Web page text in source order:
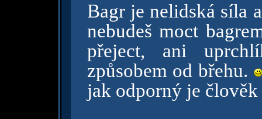
Bagr je nelidská síla
nebudeš moct
přeject, ani
způsobem od břehu.
jak odporný je